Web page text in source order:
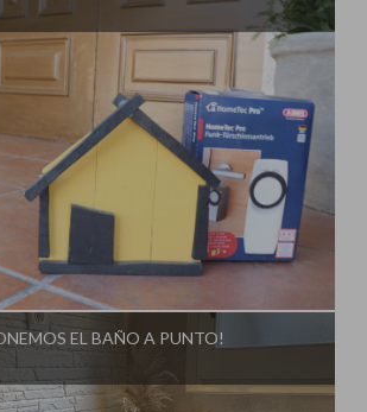
Influencer: Steffido
EL BAÑO A PUNTO!